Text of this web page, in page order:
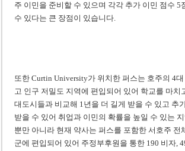
주 이민을 준비할 수 있으며 각각 추가 이민 점수 5
수 있다는 큰 장점이 있습니다.
또한 Curtin University가 위치한 퍼스는 호주의 4
고 인구 저밀도 지역에 편입되어 있어 학교를 마치
대도시들과 비교해 1년을 더 길게 받을 수 있고 추
받을 수 있어 취업과 이민의 확률을 높일 수 있는
뿐만 아니라 현재 약사는 퍼스를 포함한 서호주 전
군에 편입되어 있어 주정부후원을 통한 190 비자,